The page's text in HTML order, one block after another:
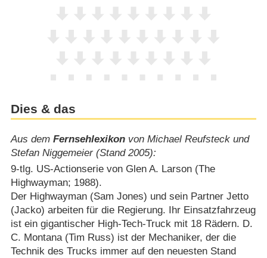
Dies & das
Aus dem Fernsehlexikonvon Michael Reufsteck und
Stefan Niggemeier (Stand 2005):
9-tlg. US-Actionserie von Glen A. Larson (The
Highwayman; 1988).
Der Highwayman (Sam Jones) und sein Partner Jetto
(Jacko) arbeiten für die Regierung. Ihr Einsatzfahrzeug
ist ein gigantischer High-Tech-Truck mit 18 Rädern. D.
C. Montana (Tim Russ) ist der Mechaniker, der die
Technik des Trucks immer auf den neuesten Stand